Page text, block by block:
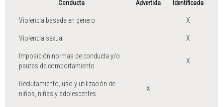
Conducta Advertida Identificada
Violencia basada en genero X
Violencia sexual X
Imposición normas de conducta y/o
pautas de comportamiento
X
Reclutamiento, uso y utilización de
niños, niñas y adolescentes
X